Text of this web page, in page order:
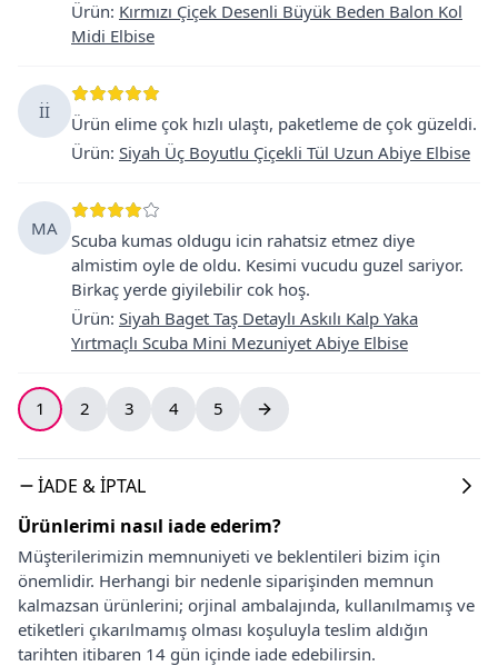
Ürün: Kırmızı Çiçek Desenli Büyük Beden Balon Kol
Midi Elbise
İİ
Ürün elime çok hızlı ulaştı, paketleme de çok güzeldi.
Ürün: Siyah Üç Boyutlu Çiçekli Tül Uzun Abiye Elbise
MA
Scuba kumas oldugu icin rahatsiz etmez diye
almistim oyle de oldu. Kesimi vucudu guzel sariyor.
Birkaç yerde giyilebilir cok hoş.
Ürün: Siyah Baget Taş Detaylı Askılı Kalp Yaka
Yırtmaçlı Scuba Mini Mezuniyet Abiye Elbise
1 2 3 4 5
İADE & İPTAL
Ürünlerimi nasıl iade ederim?
Müşterilerimizin memnuniyeti ve beklentileri bizim için
önemlidir. Herhangi bir nedenle siparişinden memnun
kalmazsan ürünlerini; orjinal ambalajında, kullanılmamış ve
etiketleri çıkarılmamış olması koşuluyla teslim aldığın
tarihten itibaren 14 gün içinde iade edebilirsin.